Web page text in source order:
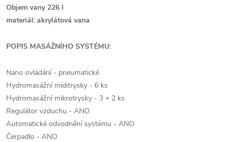
Objem vany 226 l
materiál: akrylátová vana
POPIS MASÁŽNÍHO SYSTÉMU:
Nano ovládání - pneumatické
Hydromasážní miditrysky - 6 ks
Hydromasážní mikrotrysky - 3 + 2 ks
Regulátor vzduchu - ANO
Automatické odvodnění systému - ANO
Čerpadlo - ANO